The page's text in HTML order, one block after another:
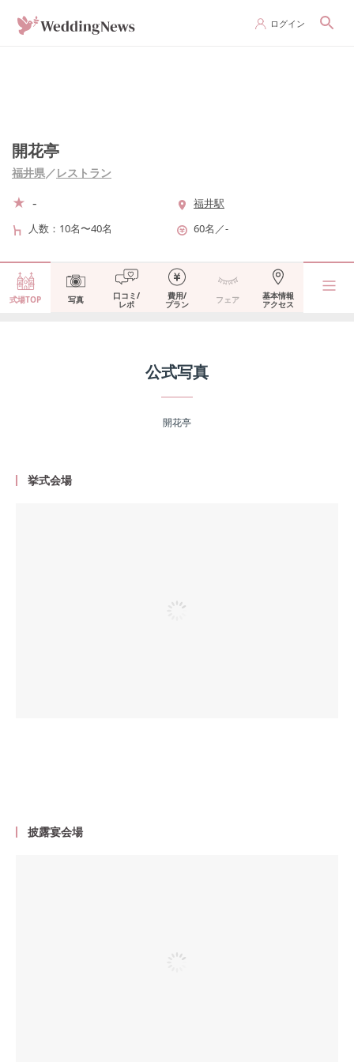
ログイン
開花亭
福井県／レストラン
-
福井駅
人数
10名〜40名 60名 ／-
式場TOP 写真 口コミ/
レポ
費用/
プラン フェア 基本情報
アクセス
公式写真
開花亭
挙式会場
披露宴会場